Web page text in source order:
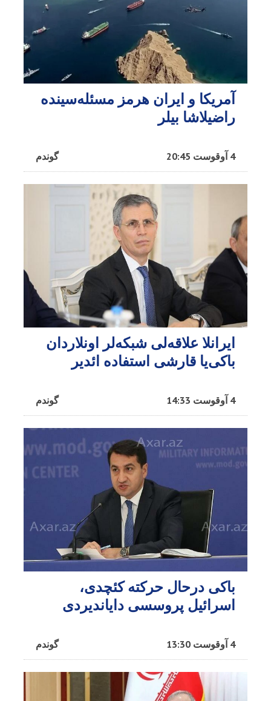
آمریکا و ایران هرمز مسئله‌سینده
راضیلاشا بیلر
گوندم 4 آوقوست 20:45
ایرانلا علاقه‌لی شبکه‌لر اونلاردان
باکی‌یا قارشی استفاده ائدیر
گوندم 4 آوقوست 14:33
باکی درحال حرکته کئچدی،
اسرائیل پروسسی دایاندیردی
گوندم 4 آوقوست 13:30